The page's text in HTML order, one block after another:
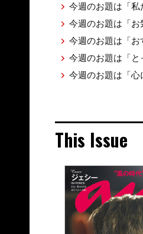
今週のお題は「私
今週のお題は「お
今週のお題は「お
今週のお題は「と
今週のお題は「心
This Issue